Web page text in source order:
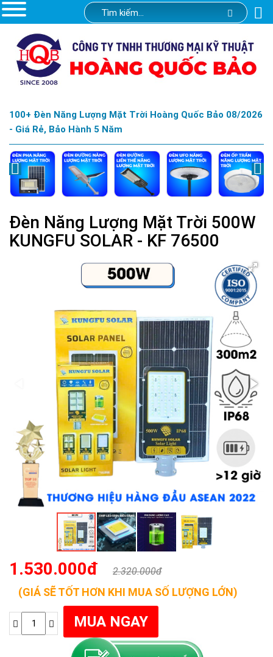
100+ Đèn Năng Lượng Mặt Trời Hoàng Quốc Bảo 08/2026
- Giá Rẻ, Bảo Hành 5 Năm
Đèn Năng Lượng Mặt Trời 500W
KUNGFU SOLAR - KF 76500
1.530.000đ 2.320.000đ
(GIÁ SẼ TỐT HƠN KHI MUA SỐ LƯỢNG LỚN)